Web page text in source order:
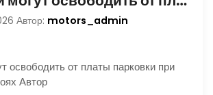
Автор: motors_admin
освободить от платы парковки при
Автор